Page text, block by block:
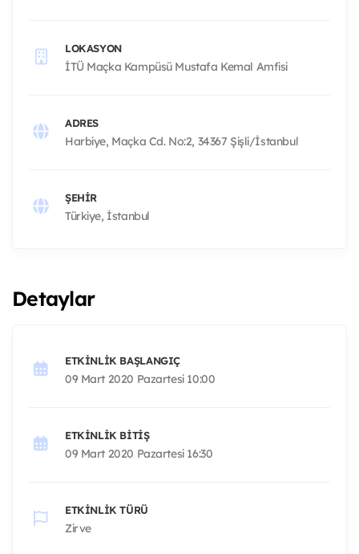
LOKASYON
İTÜ Maçka Kampüsü Mustafa Kemal Amfisi
ADRES
Harbiye, Maçka Cd. No:2, 34367 Şişli/İstanbul
ŞEHIR
Türkiye, İstanbul
Detaylar
ETKINLIK BAŞLANGIÇ
09 Mart 2020 Pazartesi 10:00
ETKINLIK BITIŞ
09 Mart 2020 Pazartesi 16:30
ETKINLIK TÜRÜ
Zirve